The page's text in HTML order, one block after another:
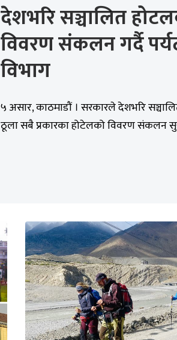
देशभरि सञ्चालित
विवरण संकलन गर्दै
विभाग
५ असार, काठमाडौं । सरकारले देशभरि
ठूला सबै प्रकारका होटेलको विवरण संकलन